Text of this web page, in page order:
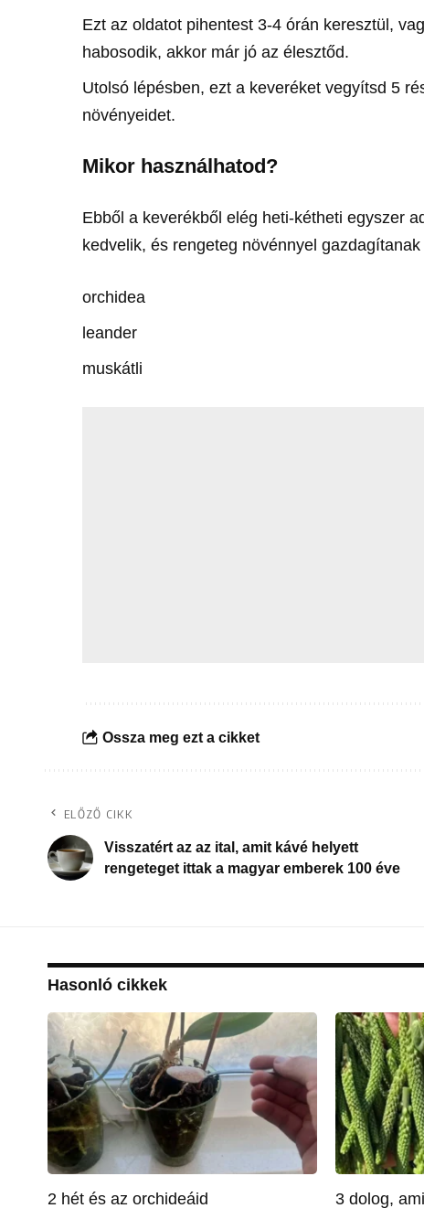
Ezt az oldatot pihentest 3-4 órán keresztül,
habosodik, akkor már jó az élesztőd.
Utolsó lépésben, ezt a keveréket vegyítsd 5
növényeidet.
Mikor használhatod?
Ebből a keverékből elég heti-kétheti egyszer
kedvelik, és rengeteg növénnyel
orchidea
leander
muskátli
Ossza meg ezt a cikket
ELŐZŐ CIKK
Visszatért az az ital, amit kávé helyett
rengeteget ittak a magyar emberek 100 éve
Hasonló cikkek
2 hét és az orchideáid
3 dolog,